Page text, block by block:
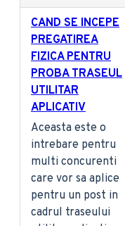
CAND SE INCEPE
PREGATIREA
FIZICA PENTRU
PROBA TRASEUL
UTILITAR
APLICATIV
Aceasta este o
intrebare pentru
multi concurenti
care vor sa aplice
pentru un post in
cadrul traseului